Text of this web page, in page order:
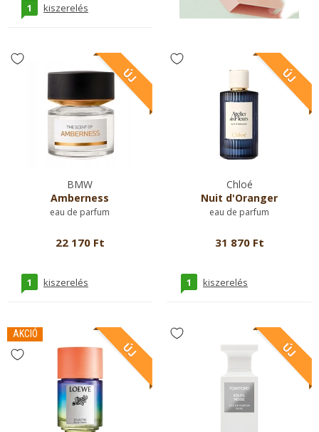
1 kiszerelés
BMW
Amberness
eau de parfum
22 170 Ft
1 kiszerelés
Chloé
Nuit d'Oranger
eau de parfum
31 870 Ft
1 kiszerelés
AKCIÓ